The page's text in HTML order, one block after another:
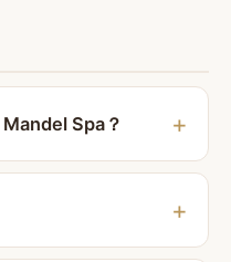
Spa？